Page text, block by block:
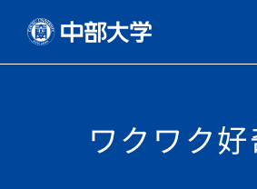
ワクワク